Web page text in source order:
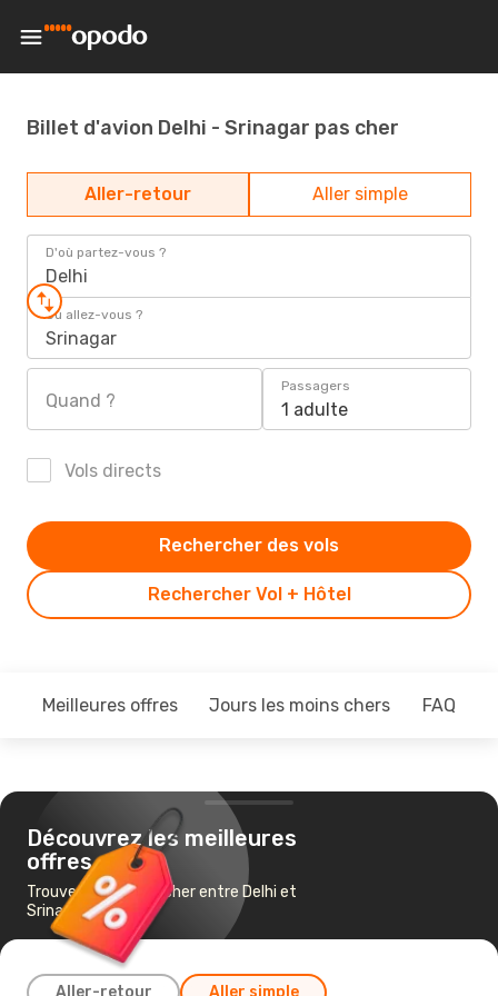
Billet d'avion Delhi - Srinagar pas cher
Aller-retour Aller simple
D'où partez-vous ?
Delhi
Où allez-vous ?
Srinagar
Quand ?
Passagers
1 adulte
Vols directs
Rechercher Vol + Hôtel
Rechercher des vols
Meilleures offres Jours les moins chers FAQ
Découvrez les meilleures
offres
Trouvez un vol pas cher entre Delhi et
Srinagar
Aller-retour Aller simple